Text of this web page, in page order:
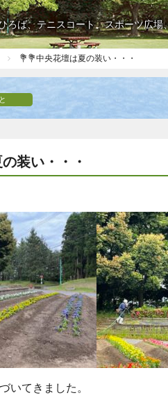
ろば、テニスコート、スポーツ広場
💐💐中央花壇は夏の装い・・・
装い・・・
いてきました。